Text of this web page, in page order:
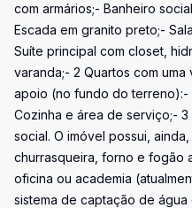
com armários;- Banheiro
Escada em granito preto;-
Suíte principal com closet,
varanda;- 2 Quartos com
apoio (no fundo do terreno):-
Cozinha e área de serviço;- 3
social. O imóvel possui,
churrasqueira, forno e fogão
oficina ou academia
sistema de captação de